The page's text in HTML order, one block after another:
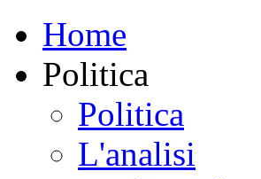
Home
Politica
Politica
L'analisi